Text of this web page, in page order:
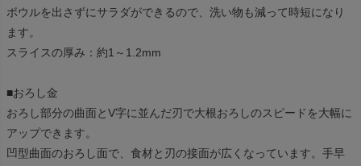
ボウルを出さずにサラダができるので、洗い物も減って時短になり
ます。
スライスの厚み：約1～1.2mm
■おろし金
おろし部分の曲面とV字に並んだ刃で大根おろしのスピードを大幅に
アップできます。
凹型曲面のおろし面で、食材と刃の接面が広くなっています。手早